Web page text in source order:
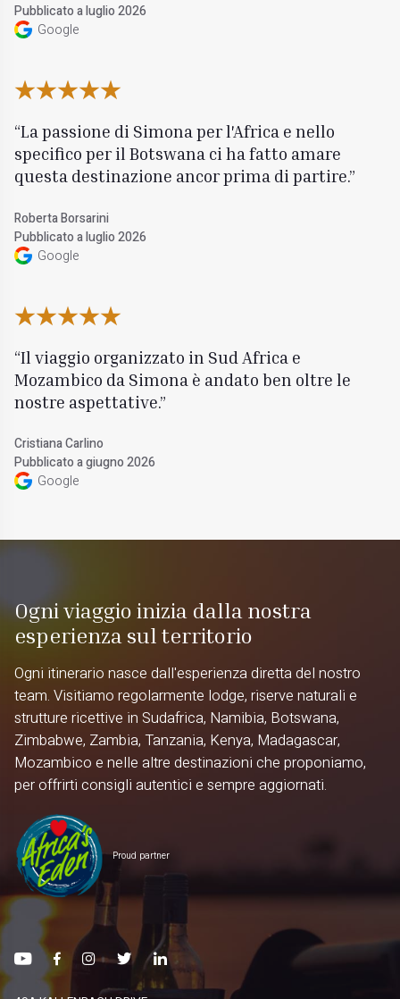
Pubblicato a luglio 2026
Google
La passione di Simona per l'Africa e nello
specifico per il Botswana ci ha fatto amare
questa destinazione ancor prima di partire.
Roberta Borsarini
Pubblicato a luglio 2026
Google
Il viaggio organizzato in Sud Africa e
Mozambico da Simona è andato ben oltre le
nostre aspettative.
Cristiana Carlino
Pubblicato a giugno 2026
Google
Ogni viaggio inizia dalla nostra
esperienza sul territorio
Ogni itinerario nasce dall'esperienza diretta del nostro
team. Visitiamo regolarmente lodge, riserve naturali e
strutture ricettive in Sudafrica, Namibia, Botswana,
Zimbabwe, Zambia, Tanzania, Kenya, Madagascar,
Mozambico e nelle altre destinazioni che proponiamo,
per offrirti consigli autentici e sempre aggiornati.
Proud partner